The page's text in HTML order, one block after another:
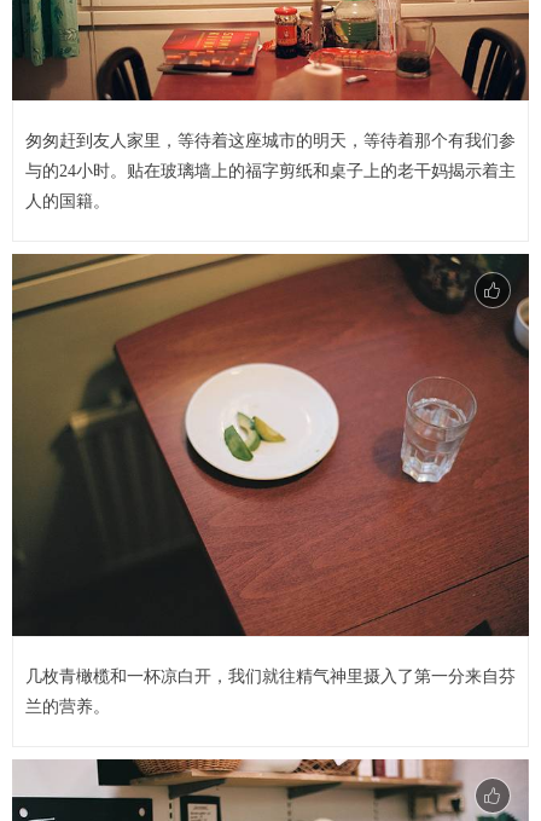
匆匆赶到友人家里，等待着这座城市的明天，等待着那个有我们参
与的24小时。贴在玻璃墙上的福字剪纸和桌子上的老干妈揭示着主
人的国籍。
几枚青橄榄和一杯凉白开，我们就往精气神里摄入了第一分来自芬
兰的营养。